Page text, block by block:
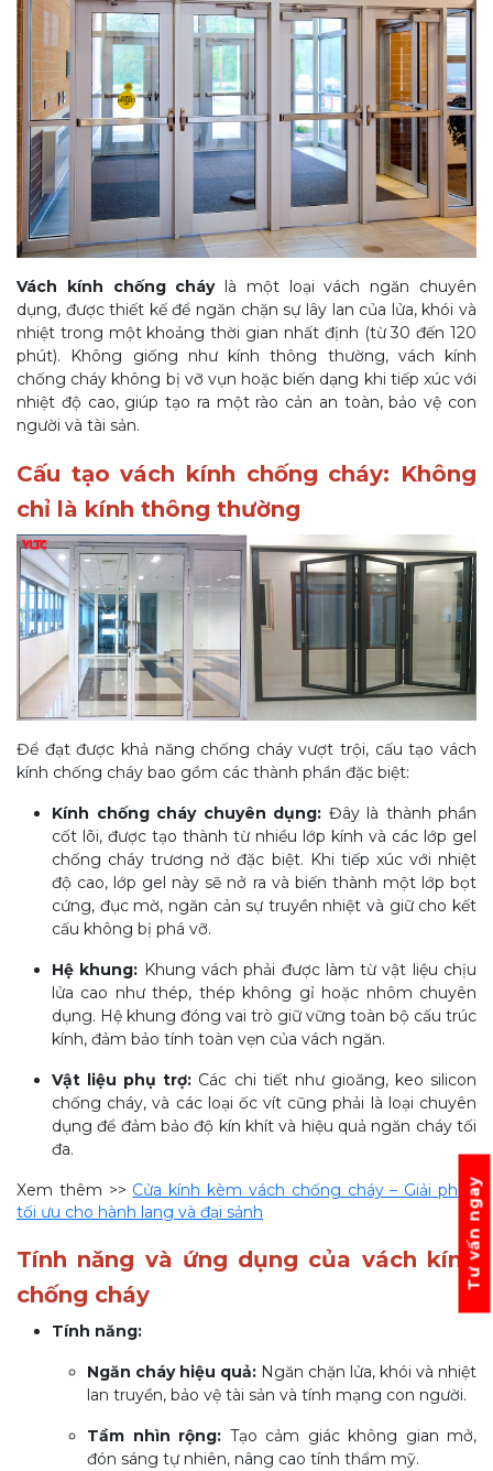
Vách kính chống cháylà một loại vách ngăn chuyên
dụng, được thiết kế để ngăn chặn sự lây lan của lửa, khói và
nhiệt trong một khoảng thời gian nhất định (từ 30 đến 120
phút). Không giống như kính thông thường, vách kính
chống cháy không bị vỡ vụn hoặc biến dạng khi tiếp xúc với
nhiệt độ cao, giúp tạo ra một rào cản an toàn, bảo vệ con
người và tài sản.
Cấu tạo vách kính chống cháy: Không
chỉ là kính thông thường
Để đạt được khả năng chống cháy vượt trội, cấu tạo vách
kính chống cháy bao gồm các thành phần đặc biệt:
Kính chống cháy chuyên dụng: Đây là thành phần
cốt lõi, được tạo thành từ nhiều lớp kính và các lớp gel
chống cháy trương nở đặc biệt. Khi tiếp xúc với nhiệt
độ cao, lớp gel này sẽ nở ra và biến thành một lớp bọt
cứng, đục mờ, ngăn cản sự truyền nhiệt và giữ cho kết
cấu không bị phá vỡ.
Hệ khung: Khung vách phải được làm từ vật liệu chịu
lửa cao như thép, thép không gỉ hoặc nhôm chuyên
dụng. Hệ khung đóng vai trò giữ vững toàn bộ cấu trúc
kính, đảm bảo tính toàn vẹn của vách ngăn.
Vật liệu phụ trợ: Các chi tiết như gioăng, keo silicon
chống cháy, và các loại ốc vít cũng phải là loại chuyên
dụng để đảm bảo độ kín khít và hiệu quả ngăn cháy tối
đa.
Xem thêm >> Cửa kính kèm vách chống cháy – Giải pháp
tối ưu cho hành lang và đại sảnh
Tính năng và ứng dụng của vách kính
chống cháy
Tính năng:
Ngăn cháy hiệu quả: Ngăn chặn lửa, khói và nhiệt
lan truyền, bảo vệ tài sản và tính mạng con người.
Tầm nhìn rộng: Tạo cảm giác không gian mở,
đón sáng tự nhiên, nâng cao tính thẩm mỹ.
Tư vấn ngay